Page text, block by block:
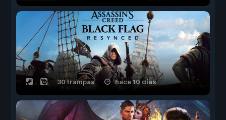
30 trampas hace 10 días